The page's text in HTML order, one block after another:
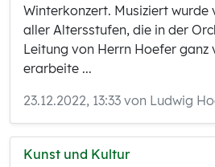
Winterkonzert. Musiziert wurde
aller Altersstufen, die in der
Leitung von Herrn Hoefer ganz
erarbeite ...
23.12.2022, 13:33 von Ludwig
Kunst und Kultur